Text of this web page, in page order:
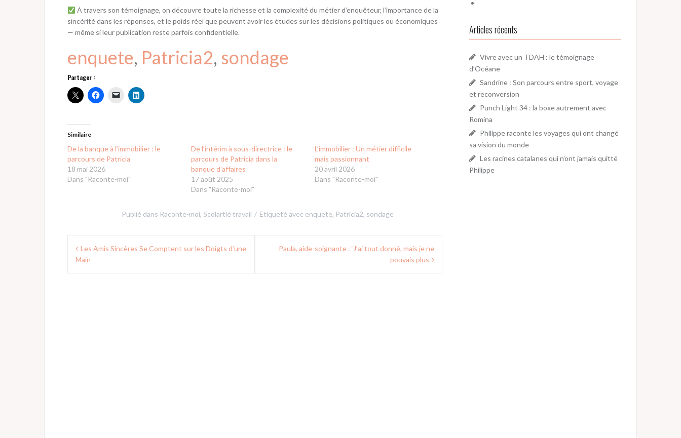
À travers son témoignage, on découvre toute la richesse et la complexité du métier d’enquêteur, l’importance de la
sincérité dans les réponses, et le poids réel que peuvent avoir les études sur les décisions politiques ou économiques
— même si leur publication reste parfois confidentielle.
enquete, Patricia2, sondage
Partager :
Similaire
De la banque à l’immobilier : le
parcours de Patricia
18 mai 2026
Dans "Raconte-moi"
De l’intérim à sous-directrice : le
parcours de Patricia dans la
banque d’affaires
17 août 2025
Dans "Raconte-moi"
L’immobilier : Un métier difficile
mais passionnant
20 avril 2026
Dans "Raconte-moi"
Publié dans Raconte-moi, Scolartié travail Étiqueté avec enquete, Patricia2, sondage
Navigation
deLes Amis Sincères Se Comptent sur les Doigts d’une
Main
Paula, aide-soignante : ‘J’ai tout donné, mais je ne
pouvais plus
Articles récents
Vivre avec un TDAH : le témoignage
d’Océane
Sandrine : Son parcours entre sport, voyage
et reconversion
Punch Light 34 : la boxe autrement avec
Romina
Philippe raconte les voyages qui ont changé
sa vision du monde
Les racines catalanes qui n’ont jamais quitté
Philippe